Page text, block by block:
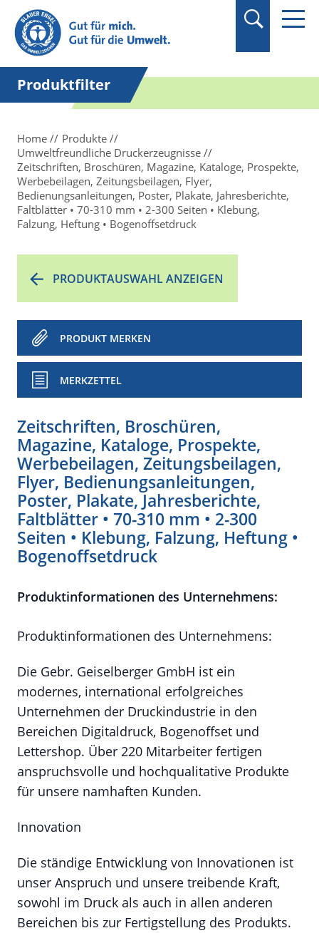
Suchbegriff in
Anführungszeichen
setzen.
Produktfilter
Home
Produkte
Umweltfreundliche Druckerzeugnisse
Zeitschriften, Broschüren, Magazine, Kataloge, Prospekte,
Werbebeilagen, Zeitungsbeilagen, Flyer,
Bedienungsanleitungen, Poster, Plakate, Jahresberichte,
Faltblätter • 70-310 mm • 2-300 Seiten • Klebung,
Falzung, Heftung • Bogenoffsetdruck
PRODUKTAUSWAHL ANZEIGEN
PRODUKT MERKEN
MERKZETTEL
Zeitschriften, Broschüren,
Magazine, Kataloge, Prospekte,
Werbebeilagen, Zeitungsbeilagen,
Flyer, Bedienungsanleitungen,
Poster, Plakate, Jahresberichte,
Faltblätter • 70-310 mm • 2-300
Seiten • Klebung, Falzung, Heftung •
Bogenoffsetdruck
Produktinformationen des Unternehmens:
Produktinformationen des Unternehmens:
Die Gebr. Geiselberger GmbH ist ein
modernes, international erfolgreiches
Unternehmen der Druckindustrie in den
Bereichen Digitaldruck, Bogenoffset und
Lettershop. Über 220 Mitarbeiter fertigen
anspruchsvolle und hochqualitative Produkte
für unsere namhaften Kunden.
Innovation
Die ständige Entwicklung von Innovationen ist
unser Anspruch und unsere treibende Kraft,
sowohl im Druck als auch in allen anderen
Bereichen bis zur Fertigstellung des Produkts.